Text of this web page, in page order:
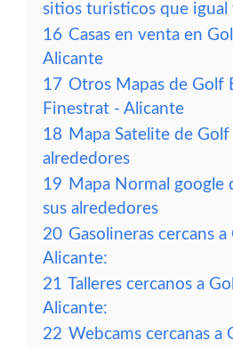
sitios turisticos que igual
16 Casas en venta en
Alicante
17 Otros Mapas de Golf
Finestrat - Alicante
18 Mapa Satelite de Golf
alrededores
19 Mapa Normal google
sus alrededores
20 Gasolineras cercans
Alicante:
21 Talleres cercanos a
Alicante:
22 Webcams cercanas a